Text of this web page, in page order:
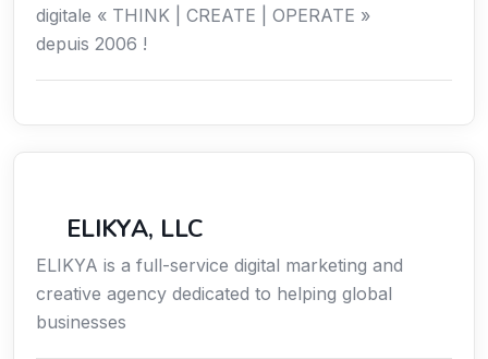
digitale « THINK | CREATE | OPERATE »
depuis 2006 !
ELIKYA, LLC
ELIKYA is a full-service digital marketing and
creative agency dedicated to helping global
businesses